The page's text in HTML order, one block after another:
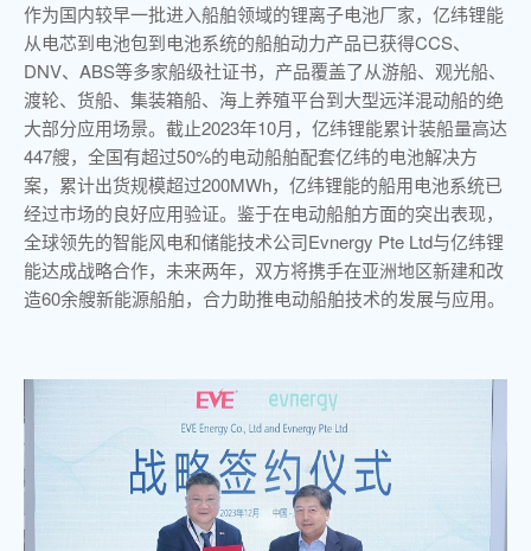
作为国内较早一批进入船舶领域的锂离子电池厂家，亿纬锂能
从电芯到电池包到电池系统的船舶动力产品已获得CCS、
DNV、ABS等多家船级社证书，产品覆盖了从游船、观光船、
渡轮、货船、集装箱船、海上养殖平台到大型远洋混动船的绝
大部分应用场景。截止2023年10月，亿纬锂能累计装船量高达
447艘，全国有超过50%的电动船舶配套亿纬的电池解决方
案，累计出货规模超过200MWh，亿纬锂能的船用电池系统已
经过市场的良好应用验证。鉴于在电动船舶方面的突出表现，
全球领先的智能风电和储能技术公司Evnergy Pte Ltd与亿纬锂
能达成战略合作，未来两年，双方将携手在亚洲地区新建和改
造60余艘新能源船舶，合力助推电动船舶技术的发展与应用。